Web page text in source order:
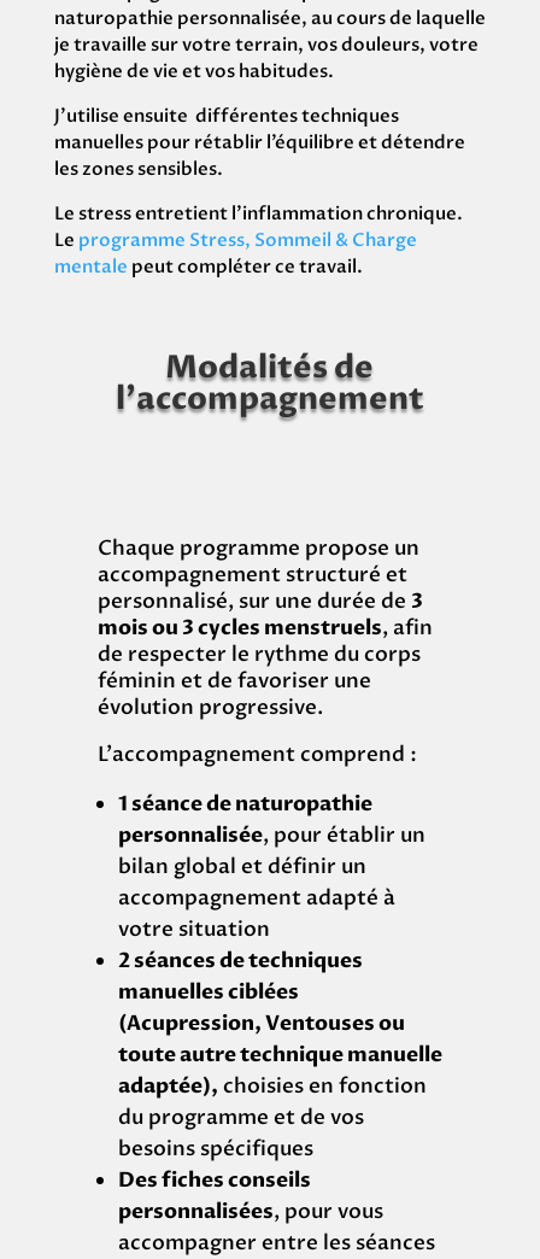
naturopathie personnalisée, au cours de laquelle
je travaille sur votre terrain, vos douleurs, votre
hygiène de vie et vos habitudes.
J’utilise ensuite différentes techniques
manuelles pour rétablir l’équilibre et détendre
les zones sensibles.
Le stress entretient l’inflammation chronique.
Le programme Stress, Sommeil & Charge
mentale peut compléter ce travail.
Modalités de
l’accompagnement
Chaque programme propose un
accompagnement structuré et
personnalisé, sur une durée de 3
mois ou 3 cycles menstruels, afin
de respecter le rythme du corps
féminin et de favoriser une
évolution progressive.
L’accompagnement comprend :
1 séance de naturopathie
personnalisée, pour établir un
bilan global et définir un
accompagnement adapté à
votre situation
2 séances de techniques
manuelles ciblées
(Acupression, Ventouses ou
toute autre technique manuelle
adaptée), choisies en fonction
du programme et de vos
besoins spécifiques
Des fiches conseils
personnalisées, pour vous
accompagner entre les séances